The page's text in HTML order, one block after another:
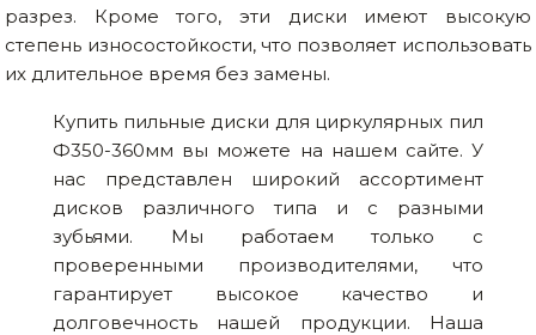
разрез. Кроме того, эти диски имеют высокую
степень износостойкости, что позволяет использовать
их длительное время без замены.
Купить пильные диски для циркулярных пил
Ф350-360мм вы можете на нашем сайте. У
нас представлен широкий ассортимент
дисков различного типа и с разными
зубьями. Мы работаем только с
проверенными производителями, что
гарантирует высокое качество и
долговечность нашей продукции. Наша